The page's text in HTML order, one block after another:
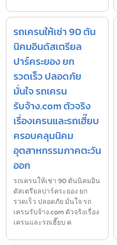
รถเครนให้เช่า 90 ตัน
นิคมอินดัสเตรียล
ปาร์คระยอง ยก
รวดเร็ว ปลอดภัย
มั่นใจ รถเครน
รับจ้าง.com ตัวจริง
เรื่องเครนและรถเฮี๊ยบ
ครอบคลุมนิคม
อุตสาหกรรมภาคตะวัน
ออก
รถเครนให้เช่า 90 ตันนิคมอิน
ดัสเตรียลปาร์คระยอง ยก
รวดเร็ว ปลอดภัย มั่นใจ รถ
เครนรับจ้าง.com ตัวจริงเรื่อง
เครนและรถเฮี๊ยบ ค